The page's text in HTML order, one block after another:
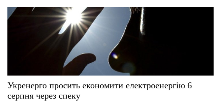
Укренерго просить економити електроенергію 6
серпня через спеку